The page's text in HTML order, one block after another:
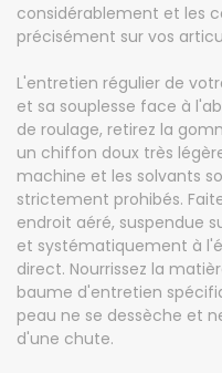
considérablement et les
précisément sur vos
L'entretien régulier de
et sa souplesse face à
de roulage, retirez la
un chiffon doux très
machine et les solvants
strictement prohibés.
endroit aéré, suspendue
et systématiquement à
direct. Nourrissez la
baume d'entretien
peau ne se dessèche et
d'une chute.